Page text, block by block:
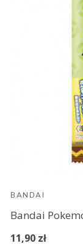
BANDAI
11,90 zł